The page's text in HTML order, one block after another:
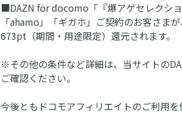
■DAZN for docomo「『爆アゲセレクシ
「ahamo」「ギガホ」ご契約のお客さま
673pt（期間・用途限定）還元されます。
※その他の条件など詳細は、当サイトの
ご確認ください。
今後ともドコモアフィリエイトのご利用を